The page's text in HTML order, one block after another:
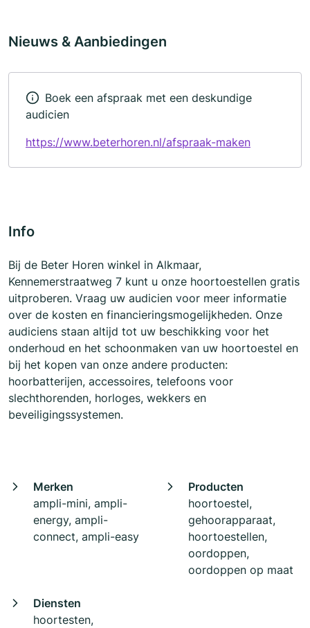
Nieuws & Aanbiedingen
Boek een afspraak met een deskundige
audicien
https://www.beterhoren.nl/afspraak-maken
Info
Bij de Beter Horen winkel in Alkmaar,
Kennemerstraatweg 7 kunt u onze hoortoestellen gratis
uitproberen. Vraag uw audicien voor meer informatie
over de kosten en financieringsmogelijkheden. Onze
audiciens staan altijd tot uw beschikking voor het
onderhoud en het schoonmaken van uw hoortoestel en
bij het kopen van onze andere producten:
hoorbatterijen, accessoires, telefoons voor
slechthorenden, horloges, wekkers en
beveiligingssystemen.
Merken
ampli-mini, ampli-
energy, ampli-
connect, ampli-easy
Producten
hoortoestel,
gehoorapparaat,
hoortoestellen,
oordoppen,
oordoppen op maat
Diensten
hoortesten,